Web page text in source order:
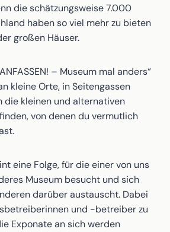
die schätzungsweise 7.000
haben so viel mehr zu bieten
großen Häuser.
– Museum mal anders“
kleine Orte, in Seitengassen
die kleinen und alternativen
von denen du vermutlich
eine Folge, für die einer von uns
Museum besucht und sich
darüber austauscht. Dabei
und -betreiber zu
Exponate an sich werden